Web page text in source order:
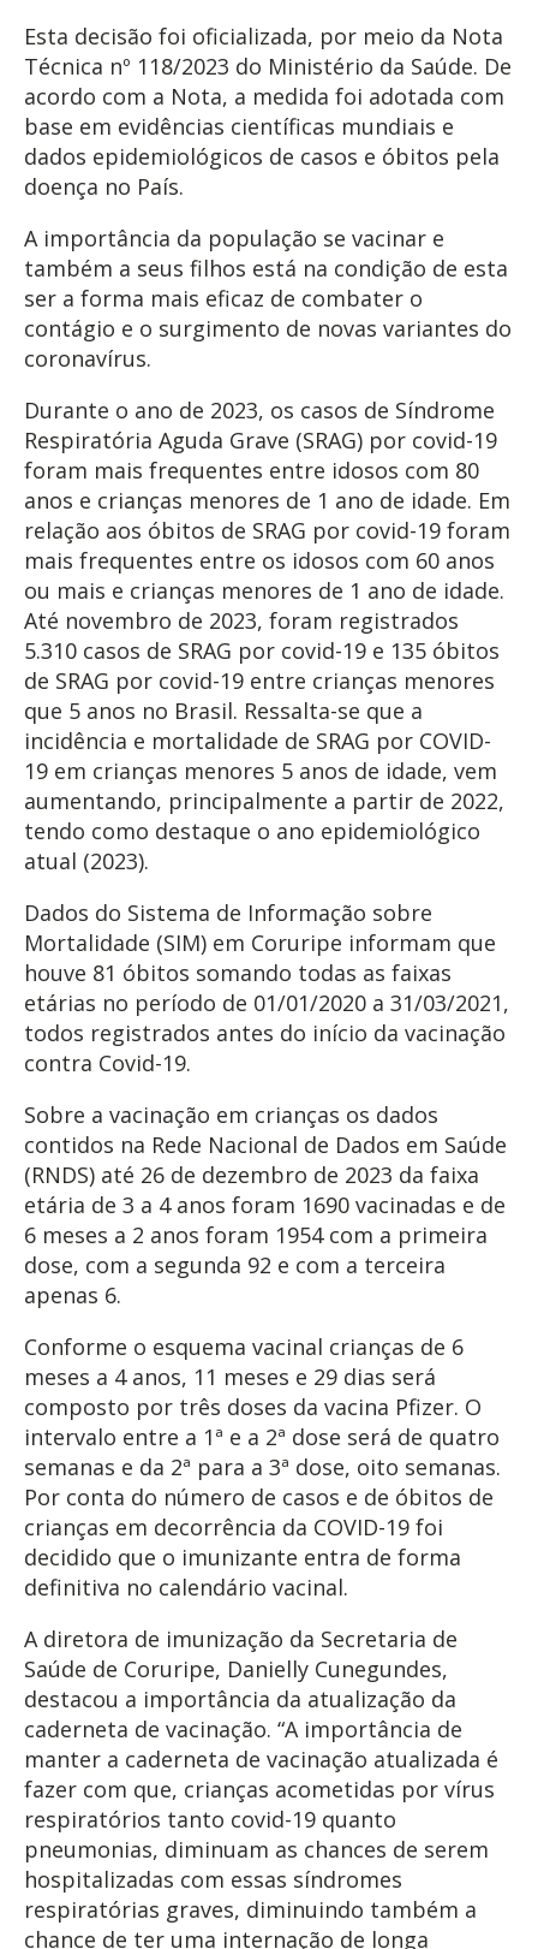
Esta decisão foi oficializada, por meio da Nota
Técnica nº 118/2023 do Ministério da Saúde. De
acordo com a Nota, a medida foi adotada com
base em evidências científicas mundiais e
dados epidemiológicos de casos e óbitos pela
doença no País.
A importância da população se vacinar e
também a seus filhos está na condição de esta
ser a forma mais eficaz de combater o
contágio e o surgimento de novas variantes do
coronavírus.
Durante o ano de 2023, os casos de Síndrome
Respiratória Aguda Grave (SRAG) por covid-19
foram mais frequentes entre idosos com 80
anos e crianças menores de 1 ano de idade. Em
relação aos óbitos de SRAG por covid-19 foram
mais frequentes entre os idosos com 60 anos
ou mais e crianças menores de 1 ano de idade.
Até novembro de 2023, foram registrados
5.310 casos de SRAG por covid-19 e 135 óbitos
de SRAG por covid-19 entre crianças menores
que 5 anos no Brasil. Ressalta-se que a
incidência e mortalidade de SRAG por COVID-
19 em crianças menores 5 anos de idade, vem
aumentando, principalmente a partir de 2022,
tendo como destaque o ano epidemiológico
atual (2023).
Dados do Sistema de Informação sobre
Mortalidade (SIM) em Coruripe informam que
houve 81 óbitos somando todas as faixas
etárias no período de 01/01/2020 a 31/03/2021,
todos registrados antes do início da vacinação
contra Covid-19.
Sobre a vacinação em crianças os dados
contidos na Rede Nacional de Dados em Saúde
(RNDS) até 26 de dezembro de 2023 da faixa
etária de 3 a 4 anos foram 1690 vacinadas e de
6 meses a 2 anos foram 1954 com a primeira
dose, com a segunda 92 e com a terceira
apenas 6.
Conforme o esquema vacinal crianças de 6
meses a 4 anos, 11 meses e 29 dias será
composto por três doses da vacina Pfizer. O
intervalo entre a 1ª e a 2ª dose será de quatro
semanas e da 2ª para a 3ª dose, oito semanas.
Por conta do número de casos e de óbitos de
crianças em decorrência da COVID-19 foi
decidido que o imunizante entra de forma
definitiva no calendário vacinal.
A diretora de imunização da Secretaria de
Saúde de Coruripe, Danielly Cunegundes,
destacou a importância da atualização da
caderneta de vacinação. “A importância de
manter a caderneta de vacinação atualizada é
fazer com que, crianças acometidas por vírus
respiratórios tanto covid-19 quanto
pneumonias, diminuam as chances de serem
hospitalizadas com essas síndromes
respiratórias graves, diminuindo também a
chance de ter uma internação de longa